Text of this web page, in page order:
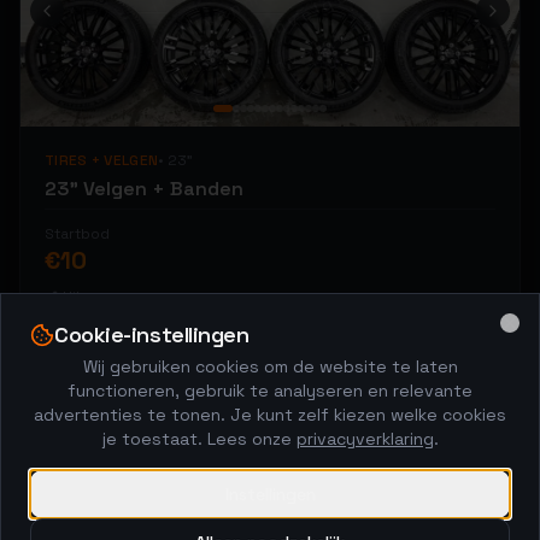
ikwilvanmijnvelgenaf
ikwilvanmijnvelgenaf
ikwilvanmijnvelgenaf
ikwilvanmijnvelgenaf
ikwilvanmijnvelgenaf
ikwilvanmijnvelgenaf
ikwilvanmijnvelgenaf
ikwilvanmijnvelgenaf
ikwilvanmijnvelgenaf
ikwilvanmijnvelgenaf
ikwilvanmijnvelgenaf
ikwilvanmijnvelgenaf
ikwilvanmijnvelgenaf
ikwilvanmijnvelgenaf
ikwilvanmijnvelgenaf
ikwilvanmijnvelgenaf
ikwilvanmijnvelgenaf
ikwilvanmijnvelgenaf
ikwilvanmijnvelgenaf
ikwilvanmijnvelgenaf
ikwilvanmijnvelgenaf
ikwilvanmijnvelgenaf
ikwilvanmijnvelgenaf
ikwilvanmijnvelgenaf
ikwilvanmijnvelgenaf
ikwilvanmijnvelgenaf
ikwilvanmijnvelgenaf
ikwilvanmijnvelgenaf
ikwilvanmijnvelgenaf
ikwilvanmijnvelgenaf
ikwilvanmijnvelgenaf
ikwilvanmijnvelgenaf
ikwilvanmijnvelgenaf
ikwilvanmijnvelgenaf
ikwilvanmijnvelgenaf
ikwilvanmijnvelgenaf
ikwilvanmijnvelgenaf
ikwilvanmijnvelgenaf
ikwilvanmijnvelgenaf
TIRES + VELGEN
23" Velgen + Banden
€10
📍Hilversum
ikwilvanmijnvelgenaf
ikwilvanmijnvelgenaf
ikwilvanmijnvelgenaf
ikwilvanmijnvelgenaf
Afgelopen
5x120
Cookie-instellingen
Wij gebruiken cookies om de website te laten
functioneren, gebruik te analyseren en relevante
advertenties te tonen. Je kunt zelf kiezen welke cookies
je toestaat. Lees onze privacyverklaring.